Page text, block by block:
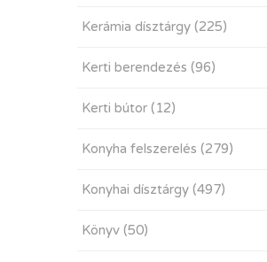
Kerámia dísztárgy (225)
Kerti berendezés (96)
Kerti bútor (12)
Konyha felszerelés (279)
Konyhai dísztárgy (497)
Könyv (50)